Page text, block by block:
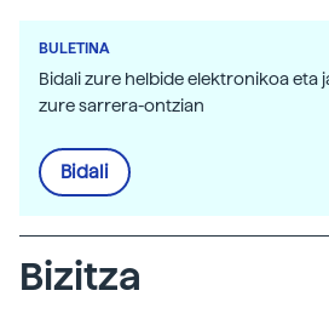
BULETINA
Bidali zure helbide elektronikoa eta
zure sarrera-ontzian
Bidali
Bizitza